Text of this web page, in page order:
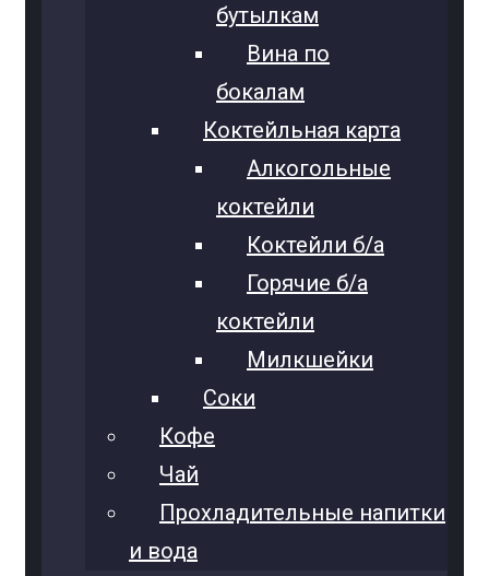
бутылкам
Вина по
бокалам
Коктейльная карта
Алкогольные
коктейли
Коктейли б/а
Горячие б/а
коктейли
Милкшейки
Соки
Кофе
Чай
Прохладительные напитки
и вода